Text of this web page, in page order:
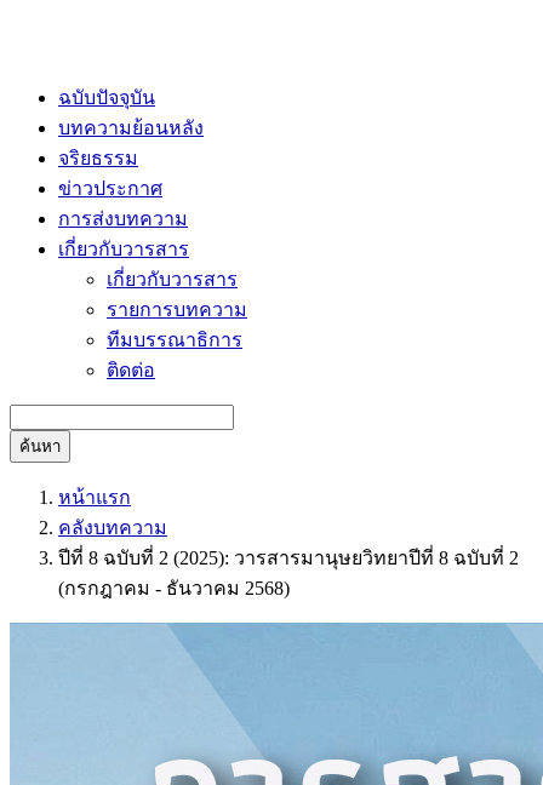
ฉบับปัจจุบัน
บทความย้อนหลัง
จริยธรรม
ข่าวประกาศ
การส่งบทความ
เกี่ยวกับวารสาร
เกี่ยวกับวารสาร
รายการบทความ
ทีมบรรณาธิการ
ติดต่อ
ค้นหา
หน้าแรก
คลังบทความ
ปีที่ 8 ฉบับที่ 2 (2025): วารสารมานุษยวิทยาปีที่ 8 ฉบับที่ 2
(กรกฎาคม - ธันวาคม 2568)